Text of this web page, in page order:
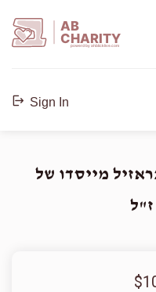
AB
CHARITY
powerd by ahblicklive.com
Sign In
מייסדו של
ז"ל